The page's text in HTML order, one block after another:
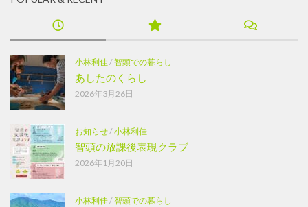
小林利佳/智頭での暮らし
あしたのくらし
2026年3月26日
お知らせ/小林利佳
智頭の放課後表現クラブ
2026年1月20日
小林利佳/智頭での暮らし